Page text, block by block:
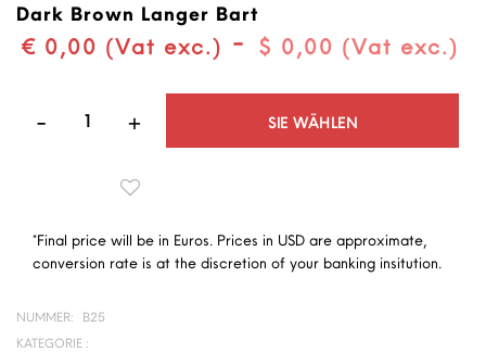
Dark Brown Langer Bart
€ 0,00 (Vat exc.) - $ 0,00 (Vat exc.)
SIE WÄHLEN
*Final price will be in Euros. Prices in USD are approximate,
conversion rate is at the discretion of your banking insitution.
NUMMER:
B25
KATEGORIE :